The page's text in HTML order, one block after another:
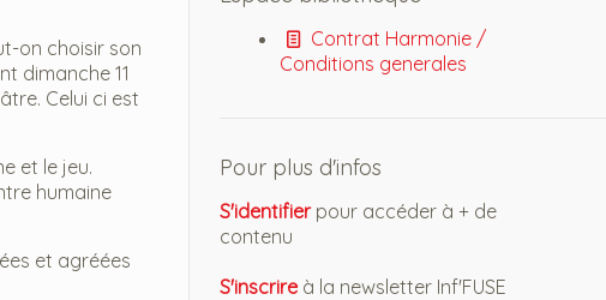
on choisir son
dimanche 11
Celui ci est
et le jeu.
humaine
et agréées
Contrat Harmonie /
Conditions generales
Pour plus d'infos
S'identifierpour accéder à + de
contenu
S'inscrireà la newsletter Inf'FUSE